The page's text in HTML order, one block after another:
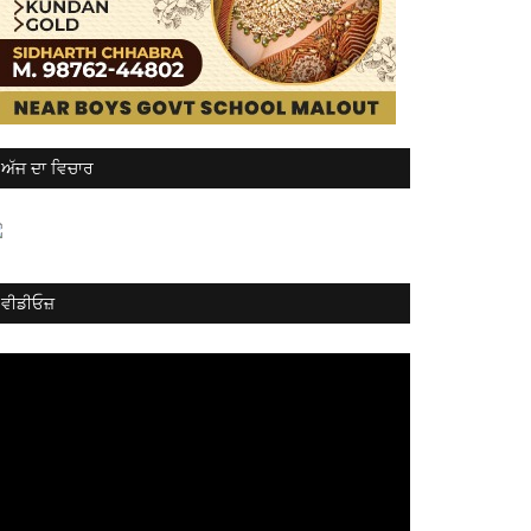
ਅੱਜ ਦਾ ਵਿਚਾਰ
ਵੀਡੀਓਜ਼